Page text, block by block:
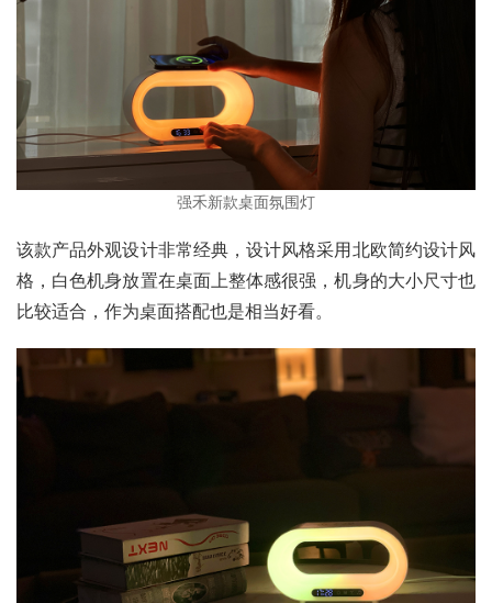
强禾新款桌面氛围灯
该款产品外观设计非常经典，设计风格采用北欧简约设计风
格，白色机身放置在桌面上整体感很强，机身的大小尺寸也
比较适合，作为桌面搭配也是相当好看。